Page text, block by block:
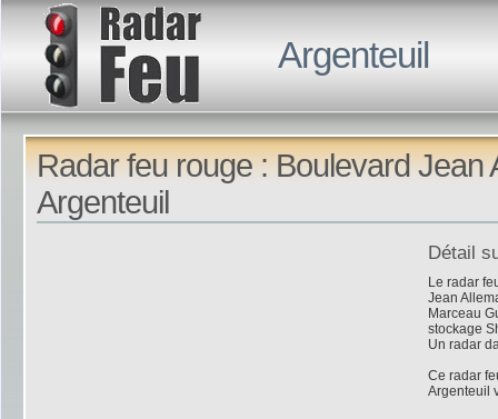
Argenteuil
Radar feu rouge : Boulevard Jean
Argenteuil
Détail
Le radar
Jean
Marceau
stockage
Un radar
Ce radar
Argenteuil